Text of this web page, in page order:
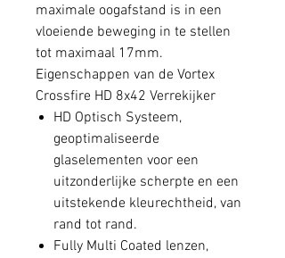
maximale oogafstand is in een
vloeiende beweging in te stellen
tot maximaal 17mm.
Eigenschappen van de Vortex
Crossfire HD 8x42 Verrekijker
HD Optisch Systeem,
geoptimaliseerde
glaselementen voor een
uitzonderlijke scherpte en een
uitstekende kleurechtheid, van
rand tot rand.
Fully Multi Coated lenzen,